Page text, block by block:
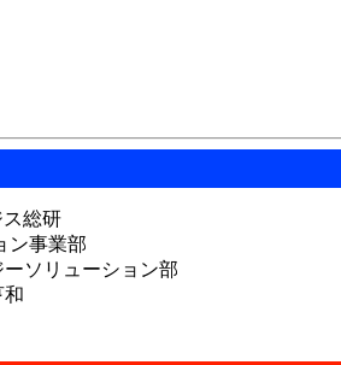
総研
ン事業部
ソリューション部
和